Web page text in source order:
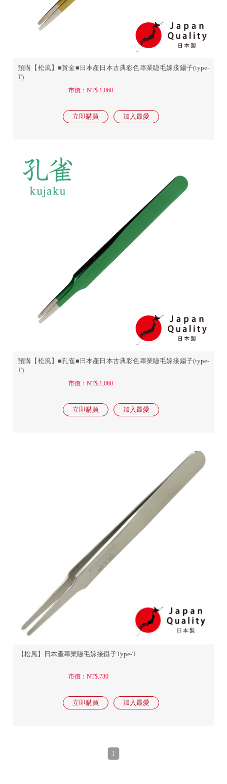
預購【松風】■黃金■日本產日本古典彩色專業睫毛嫁接鑷子(type-
T)
市價：NT$.1,060
預購【松風】■孔雀■日本產日本古典彩色專業睫毛嫁接鑷子(type-
T)
市價：NT$.1,060
【松風】日本產專業睫毛嫁接鑷子Type-T
市價：NT$.730
1